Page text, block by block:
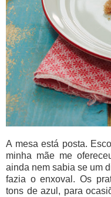
A mesa está posta.
minha mãe me
ainda nem sabia se um
fazia o enxoval. Os
tons de azul, para